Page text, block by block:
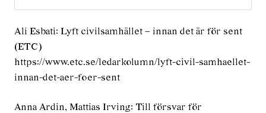
Ali Esbati: Lyft civil­samhället – innan det är för sent
(ETC)
https://www.etc.se/ledarkolumn/lyft-civil-samhaellet-
innan-det-aer-foer-sent
Anna Ardin, Mattias Irving: Till försvar för